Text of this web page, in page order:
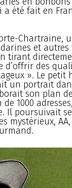
été fait en
Chartraine,
et
tirant
d’offrir des
». Le petit
un portrait
son plan
1000
Il poursuivait
AA,